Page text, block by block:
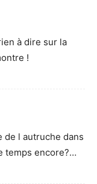
à dire sur la
!
de l autruche dans
temps encore?…